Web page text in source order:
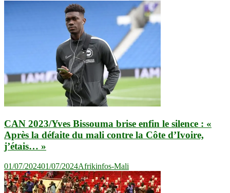
CAN 2023/Yves Bissouma brise enfin le silence : «
Après la défaite du mali contre la Côte d’Ivoire,
j’étais… »
01/07/202401/07/2024Afrikinfos-Mali